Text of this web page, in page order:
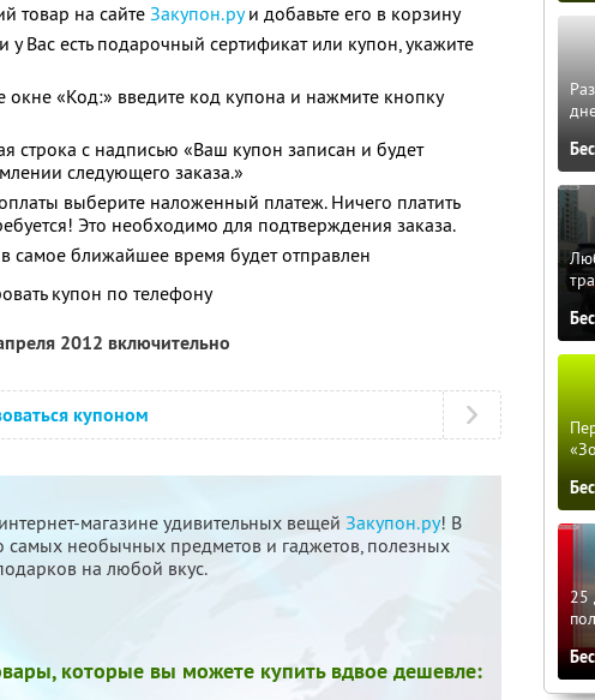
товар на сайте Закупон.руи добавьте его в корзину
у Вас есть подарочный сертификат или купон, укажите
«Код:» введите код купона и нажмите кнопку
строка с надписью «Ваш купон записан и будет
следующего заказа.»
выберите наложенный платеж. Ничего платить
Это необходимо для подтверждения заказа.
самое ближайшее время будет отправлен
купон по телефону
2012 включительно
купоном
магазине удивительных вещей Закупон.ру! В
самых необычных предметов и гаджетов, полезных
на любой вкус.
которые вы можете купить вдвое дешевле:
25